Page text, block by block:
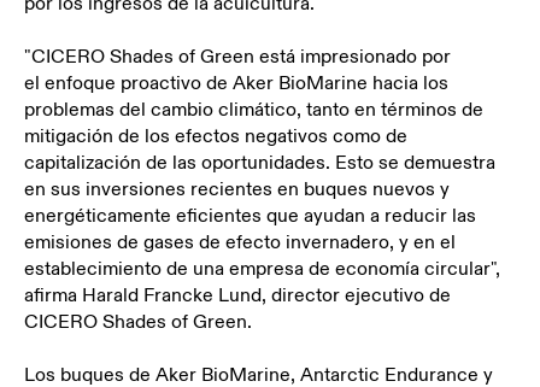
"CICERO Shades of Green está impresionado por
el enfoque proactivo de Aker BioMarine hacia los
problemas del cambio climático, tanto en términos de
mitigación de los efectos negativos como de
capitalización de las oportunidades. Esto se demuestra
en sus inversiones recientes en buques nuevos y
energéticamente eficientes que ayudan a reducir las
emisiones de gases de efecto invernadero, y en el
establecimiento de una empresa de economía circular",
afirma Harald Francke Lund, director ejecutivo de
CICERO Shades of Green.
Los buques de Aker BioMarine, Antarctic Endurance y